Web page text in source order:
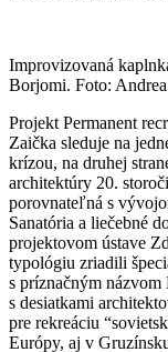
Improvizovaná
Borjomi. Foto:
Projekt Permanent
Zaička sleduje na
krízou, na druhej
architektúry 20.
porovnateľná s
Sanatória a liečebné
projektovom ústave
typológiu zriadili
s príznačným
s desiatkami
pre rekreáciu
Európy, aj v